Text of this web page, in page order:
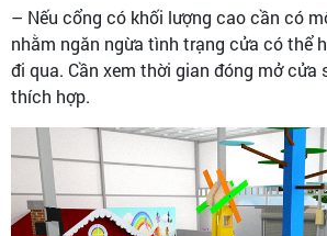
– Nếu cổng có khối lượng cao cần có
nhằm ngăn ngừa tình trạng cửa có thể
đi qua. Cần xem thời gian đóng mở cửa
thích hợp.